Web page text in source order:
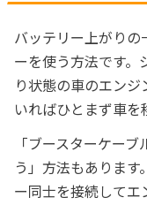
バッテリー上がりの
ーを使う方法です。
り状態の車のエン
いればひとまず車を
「ブースターケー
う」方法もありま
ー同士を接続してエ